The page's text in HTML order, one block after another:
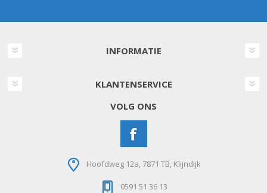
INFORMATIE
KLANTENSERVICE
VOLG ONS
Hoofdweg 12a, 7871 TB, Klijndijk
0591 51 36 13